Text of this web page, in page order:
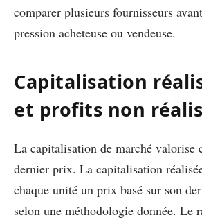
comparer plusieurs fournisseurs
pression acheteuse ou vendeuse.
Capitalisation
et profits non
La capitalisation de marché valorise
dernier prix. La capitalisation
chaque unité un prix basé sur son
selon une méthodologie donnée. Le